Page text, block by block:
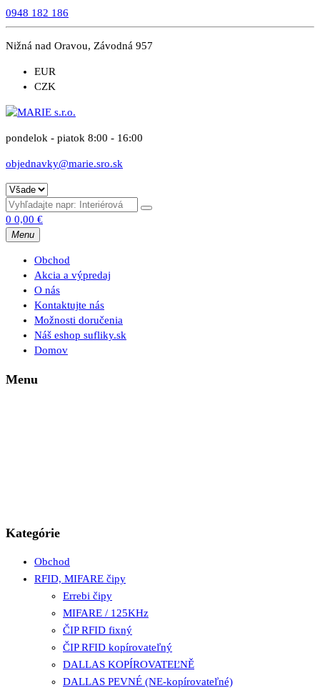
0948 182 186
Nižná nad Oravou, Závodná 957
EUR
CZK
pondelok - piatok 8:00 - 16:00
objednavky@marie.sro.sk
0 0,00 €
Menu
Obchod
Akcia a výpredaj
O nás
Kontaktujte nás
Možnosti doručenia
Náš eshop sufliky.sk
Domov
Menu
Kategórie
Obchod
RFID, MIFARE čipy
Errebi čipy
MIFARE / 125KHz
ČIP RFID fixný
ČIP RFID kopírovateľný
DALLAS KOPÍROVATEĽNĚ
DALLAS PEVNÉ (NE-kopírovateľné)